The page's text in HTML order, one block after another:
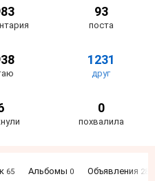
93
поста
1231
друг
0
похвалила
65 Альбомы 0 Объявления 28